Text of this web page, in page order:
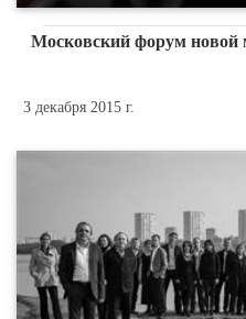
Московский форум новой
3 декабря 2015 г.